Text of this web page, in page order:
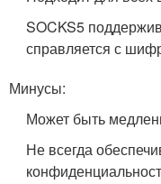
SOCKS5
справляется с
Минусы:
Может быть
Не всегда